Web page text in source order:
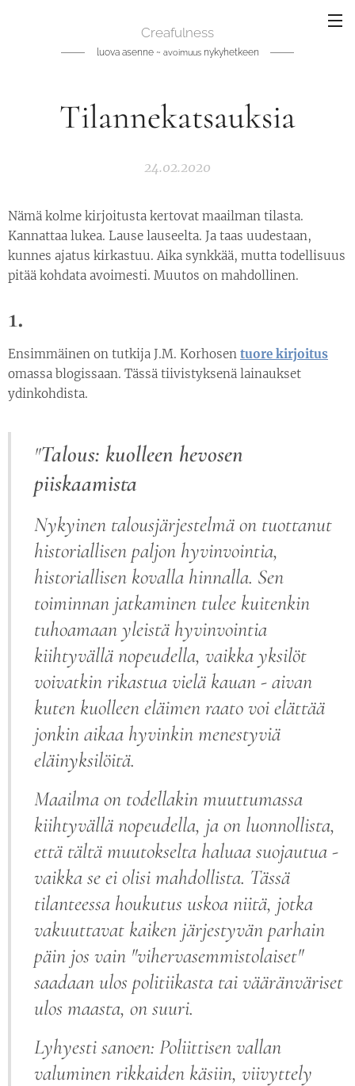
Creafulness
luova asenne ~ avoimuusnykyhetkeen
Tilannekatsauksia
24.02.2020
Nämä kolme kirjoitusta kertovat maailman tilasta.
Kannattaa lukea. Lause lauseelta. Ja taas uudestaan,
kunnes ajatus kirkastuu. Aika synkkää, mutta todellisuus
pitää kohdata avoimesti. Muutos on mahdollinen.
1.
Ensimmäinen on tutkija J.M. Korhosen tuore kirjoitus
omassa blogissaan. Tässä tiivistyksenä lainaukset
ydinkohdista.
"Talous: kuolleen hevosen
piiskaamista
Nykyinen talousjärjestelmä on tuottanut
historiallisen paljon hyvinvointia,
historiallisen kovalla hinnalla. Sen
toiminnan jatkaminen tulee kuitenkin
tuhoamaan yleistä hyvinvointia
kiihtyvällä nopeudella, vaikka yksilöt
voivatkin rikastua vielä kauan - aivan
kuten kuolleen eläimen raato voi elättää
jonkin aikaa hyvinkin menestyviä
eläinyksilöitä.
Maailma on todellakin muuttumassa
kiihtyvällä nopeudella, ja on luonnollista,
että tältä muutokselta haluaa suojautua -
vaikka se ei olisi mahdollista. Tässä
tilanteessa houkutus uskoa niitä, jotka
vakuuttavat kaiken järjestyvän parhain
päin jos vain "vihervasemmistolaiset"
saadaan ulos politiikasta tai vääränväriset
ulos maasta, on suuri.
Lyhyesti sanoen: Poliittisen vallan
valuminen rikkaiden käsiin, viivyttely